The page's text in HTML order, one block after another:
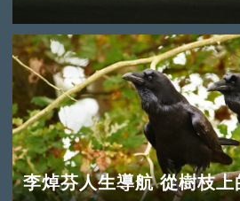
李焯芬人生導航 從樹枝